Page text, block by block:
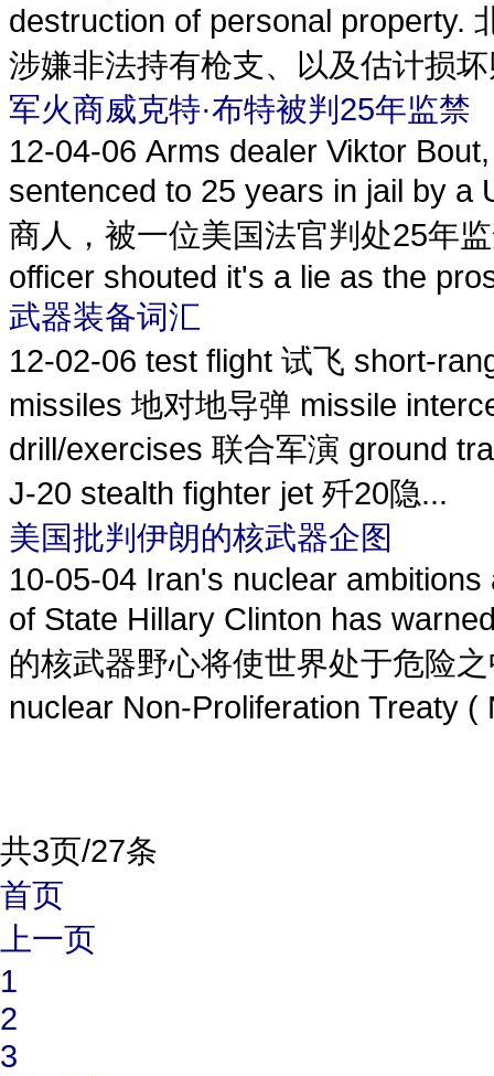
destruction of personal property.
涉嫌非法持有枪支、以及估计损
军火商威克特·布特被判25年监禁
12-04-06 Arms dealer Viktor
sentenced to 25 years in jail by a
商人，被一位美国法官判处25年
officer shouted it's a lie as the
武器装备词汇
12-02-06 test flight 试飞 short-
missiles 地对地导弹 missile
drill/exercises 联合军演 ground
J-20 stealth fighter jet 歼20隐...
美国批判伊朗的核武器企图
10-05-04 Iran's nuclear
of State Hillary Clinton has
的核武器野心将使世界处于危险
nuclear Non-Proliferation Treaty (
共3页/27条
首页
上一页
1
2
3